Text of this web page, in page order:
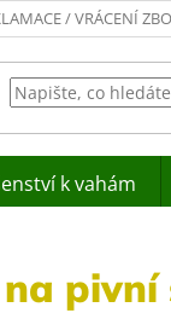
/ VRÁCENÍ
k vahám
pivní